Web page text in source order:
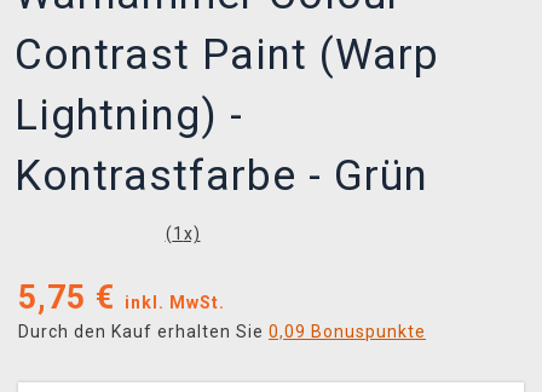
Contrast Paint (Warp
Lightning) -
Kontrastfarbe - Grün
(1 x)
5,75 €
inkl. MwSt.
Durch den Kauf erhalten Sie 0,09 Bonuspunkte